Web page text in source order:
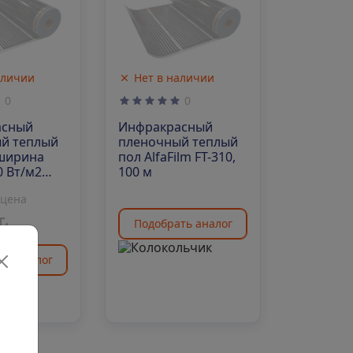
0
теплый
Вт/м2
аналог
Нет в наличии
0
Инфракрасный
пленочный теплый
пол AlfaFilm FT-310,
100 м
Подобрать аналог